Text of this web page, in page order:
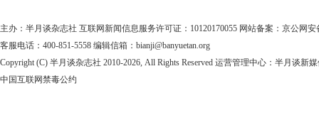
主办：半月谈杂志社 互联网新闻信息服务许可证：10120170055 网站备案：京公网安
客服电话：400-851-5558 编辑信箱：bianji@banyuetan.org
Copyright (C) 半月谈杂志社 2010-2026, All Rights Reserved 运营管理中心：半月谈新
中国互联网禁毒公约